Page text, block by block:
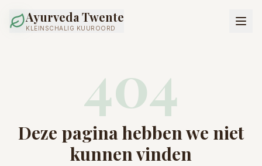
Ayurveda Twente
KLEINSCHALIG KUUROORD
404
Deze pagina hebben we niet
kunnen vinden